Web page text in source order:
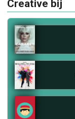
Creative bij